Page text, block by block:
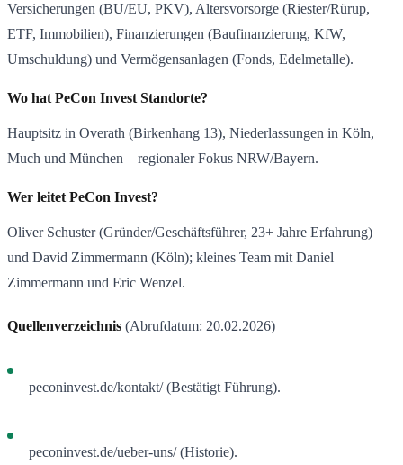
Versicherungen (BU/EU, PKV), Altersvorsorge (Riester/Rürup,
ETF, Immobilien), Finanzierungen (Baufinanzierung, KfW,
Umschuldung) und Vermögensanlagen (Fonds, Edelmetalle).
Wo hat PeCon Invest Standorte?
Hauptsitz in Overath (Birkenhang 13), Niederlassungen in Köln,
Much und München – regionaler Fokus NRW/Bayern.
Wer leitet PeCon Invest?
Oliver Schuster (Gründer/Geschäftsführer, 23+ Jahre Erfahrung)
und David Zimmermann (Köln); kleines Team mit Daniel
Zimmermann und Eric Wenzel.
Quellenverzeichnis (Abrufdatum: 20.02.2026)
peconinvest.de/kontakt/ (Bestätigt Führung).
peconinvest.de/ueber-uns/ (Historie).